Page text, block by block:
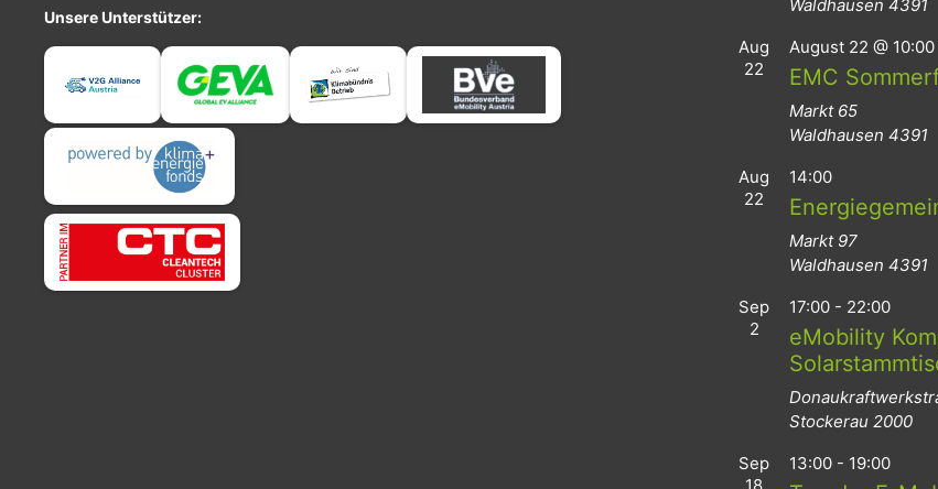
Unsere Unterstützer:
Waldhausen 4391
Aug
22
August 22 @ 10:00
EMC
Markt 65
Waldhausen 4391
Aug
22
14:00
Markt 97
Waldhausen 4391
Sep
2
17:00 - 22:00
eMobility
Stockerau 2000
Sep
13:00 - 19:00